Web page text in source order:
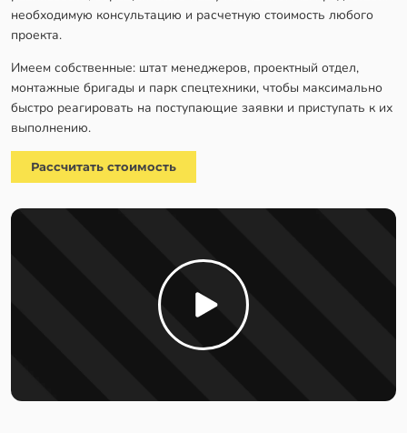
необходимую консультацию и расчетную стоимость любого
проекта.
Имеем собственные: штат менеджеров, проектный отдел,
монтажные бригады и парк спецтехники, чтобы максимально
быстро реагировать на поступающие заявки и приступать к их
выполнению.
Рассчитать стоимость